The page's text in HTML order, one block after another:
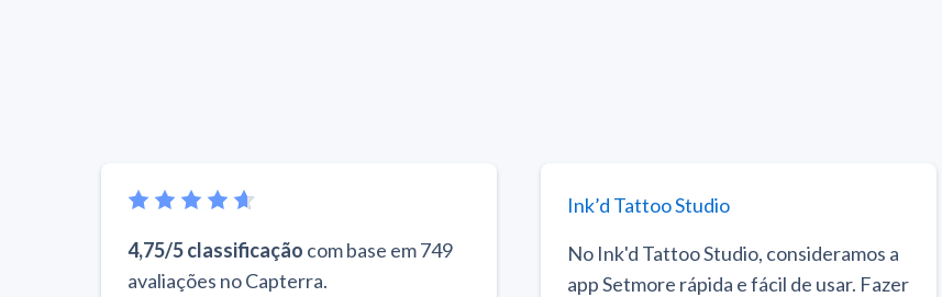
4,75/5 classificação com base em 749
avaliações no Capterra.
Ink’d Tattoo Studio
No Ink'd Tattoo Studio, consideramos a
app Setmore rápida e fácil de usar. Fazer